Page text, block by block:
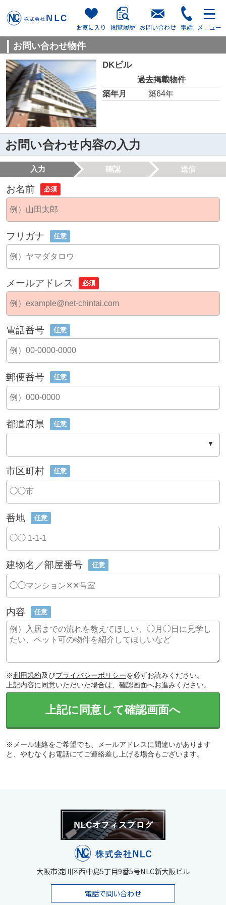
お気に入り 閲覧履歴 お問い合わせ 電話 メニュー
お問い合わせ物件
DKビル
過去掲載物件
築年月
築64年
お問い合わせ内容の入力
入力 確認 送信
お名前 必須
フリガナ 任意
メールアドレス 必須
電話番号 任意
郵便番号 任意
都道府県 任意
市区町村 任意
番地 任意
建物名／部屋番号 任意
内容 任意
※利用規約及びプライバシーポリシーを必ずお読みください。
上記内容に同意いただいた場合は、確認画面へお進みください。
上記に同意して確認画面へ
※メール連絡をご希望でも、メールアドレスに間違いがあります
と、やむなくお電話にてご連絡差し上げる場合もございます。
大阪市淀川区西中島5丁目9番5号NLC新大阪ビル
電話で問い合わせ